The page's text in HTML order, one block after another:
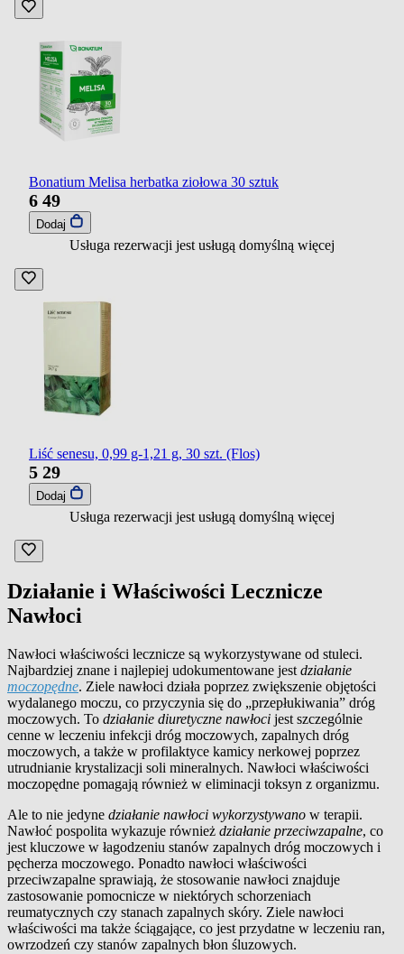
Bonatium Melisa herbatka ziołowa 30 sztuk
6 49
Dodaj
Usługa rezerwacji jest usługą domyślną więcej
Liść senesu, 0,99 g-1,21 g, 30 szt. (Flos)
5 29
Dodaj
Usługa rezerwacji jest usługą domyślną więcej
Działanie i Właściwości Lecznicze
Nawłoci
Nawłoci właściwości lecznicze są wykorzystywane od stuleci.
Najbardziej znane i najlepiej udokumentowane jest działanie
moczopędne. Ziele nawłoci działa poprzez zwiększenie objętości
wydalanego moczu, co przyczynia się do „przepłukiwania” dróg
moczowych. To działanie diuretyczne nawłoci jest szczególnie
cenne w leczeniu infekcji dróg moczowych, zapalnych dróg
moczowych, a także w profilaktyce kamicy nerkowej poprzez
utrudnianie krystalizacji soli mineralnych. Nawłoci właściwości
moczopędne pomagają również w eliminacji toksyn z organizmu.
Ale to nie jedyne działanie nawłoci wykorzystywano w terapii.
Nawłoć pospolita wykazuje również działanie przeciwzapalne, co
jest kluczowe w łagodzeniu stanów zapalnych dróg moczowych i
pęcherza moczowego. Ponadto nawłoci właściwości
przeciwzapalne sprawiają, że stosowanie nawłoci znajduje
zastosowanie pomocnicze w niektórych schorzeniach
reumatycznych czy stanach zapalnych skóry. Ziele nawłoci
właściwości ma także ściągające, co jest przydatne w leczeniu ran,
owrzodzeń czy stanów zapalnych błon śluzowych.